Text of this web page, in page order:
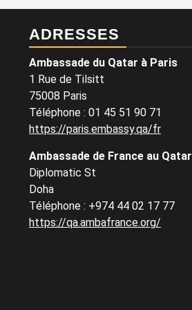
ADRESSES
Ambassade du Qatar à Paris
1 Rue de Tilsitt
75008 Paris
Téléphone : 01 45 51 90 71
https://paris.embassy.qa/fr
Ambassade de France au Qatar
Diplomatic St
Doha
Téléphone : +974 44 02 17 77
https://qa.ambafrance.org/